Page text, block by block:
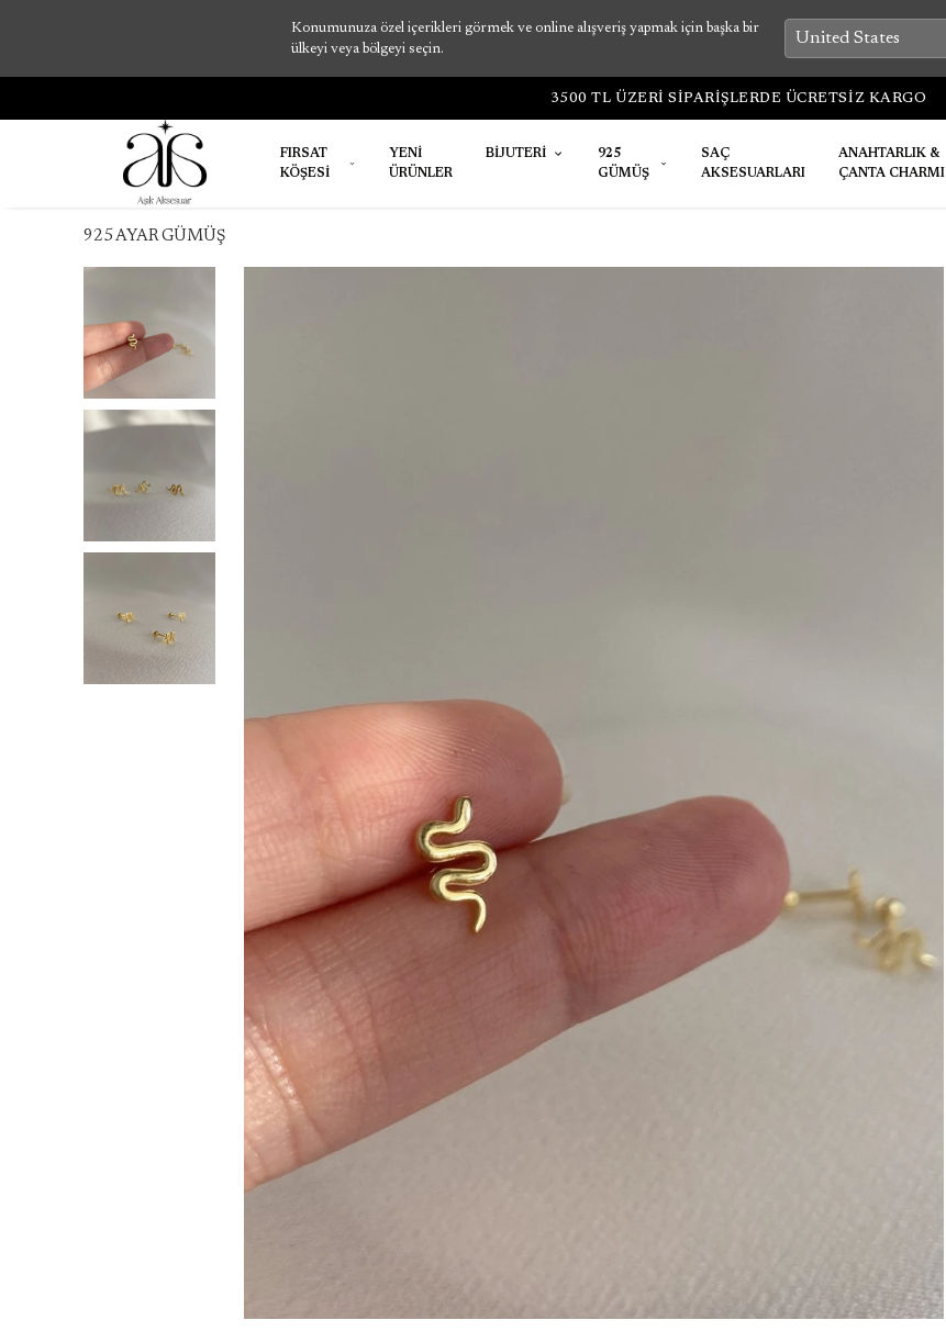
Konumunuza özel içerikleri görmek ve online alışveriş yapmak için başka bir
ülkeyi veya bölgeyi seçin.
3500 TL ÜZERİ SİPARİŞLERDE ÜCRETSİZ KARGO
FIRSAT
KÖŞESİ
YENİ
ÜRÜNLER
BİJUTERİ
925
GÜMÜŞ
SAÇ
AKSESUARLARI
ANAHTARLIK &
ÇANTA CHARMI
925 AYAR GÜMÜŞ